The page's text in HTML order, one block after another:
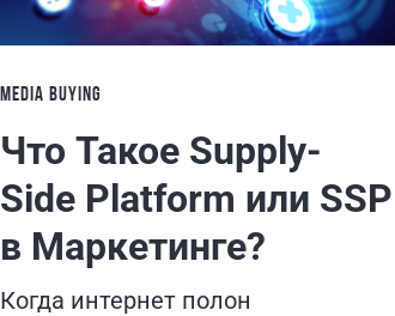
MEDIA BUYING
Что Такое Supply-
Side Platform или SSP
в Маркетинге?
Когда интернет полон